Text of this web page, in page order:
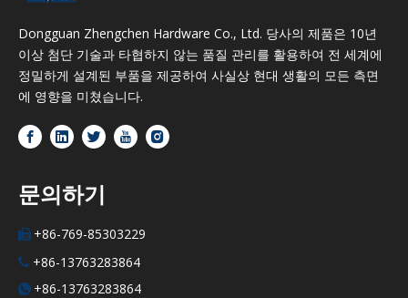
Dongguan Zhengchen Hardware Co., Ltd. 당사의 제품은 10년
이상 첨단 기술과 타협하지 않는 품질 관리를 활용하여 전 세계에
정밀하게 설계된 부품을 제공하여 사실상 현대 생활의 모든 측면
에 영향을 미쳤습니다.
문의하기
 +86-769-85303229
 +86-13763283864
 +86-13763283864